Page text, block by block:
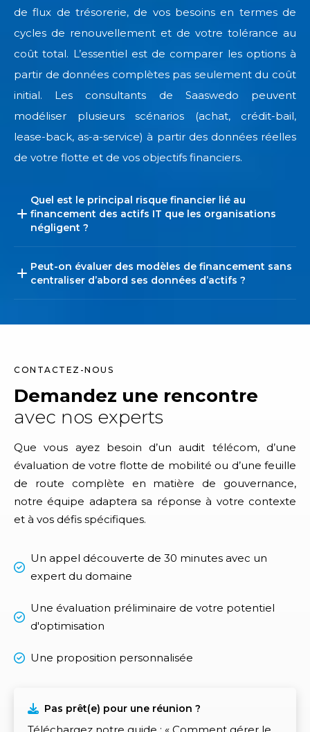
de flux de trésorerie, de vos besoins en termes de
cycles de renouvellement et de votre tolérance au
coût total. L’essentiel est de comparer les options à
partir de données complètes pas seulement du coût
initial. Les consultants de Saaswedo peuvent
modéliser plusieurs scénarios (achat, crédit-bail,
lease-back, as-a-service) à partir des données réelles
de votre flotte et de vos objectifs financiers.
Quel est le principal risque financier lié au
financement des actifs IT que les organisations
négligent ?
Peut-on évaluer des modèles de financement sans
centraliser d’abord ses données d’actifs ?
CONTACTEZ-NOUS
Demandez une rencontre
avec nos experts
Que vous ayez besoin d’un audit télécom, d’une
évaluation de votre flotte de mobilité ou d’une feuille
de route complète en matière de gouvernance,
notre équipe adaptera sa réponse à votre contexte
et à vos défis spécifiques.
Un appel découverte de 30 minutes avec un
expert du domaine
Une évaluation préliminaire de votre potentiel
d'optimisation
Une proposition personnalisée
Pas prêt(e) pour une réunion ?